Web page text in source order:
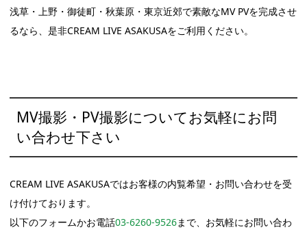
浅草・上野・御徒町・秋葉原・東京近郊で素敵なMV PVを完成させ
るなら、是非CREAM LIVE ASAKUSAをご利用ください。
MV撮影・PV撮影についてお気軽にお問
い合わせ下さい
CREAM LIVE ASAKUSAではお客様の内覧希望・お問い合わせを受
け付けております。
以下のフォームかお電話03-6260-9526まで、お気軽にお問い合わ